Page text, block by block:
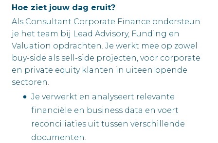
Hoe ziet jouw dag eruit?
Als Consultant Corporate Finance ondersteun
je het team bij Lead Advisory, Funding en
Valuation opdrachten. Je werkt mee op zowel
buy-side als sell-side projecten, voor corporate
en private equity klanten in uiteenlopende
sectoren.
Je verwerkt en analyseert relevante
financiële en business data en voert
reconciliaties uit tussen verschillende
documenten.